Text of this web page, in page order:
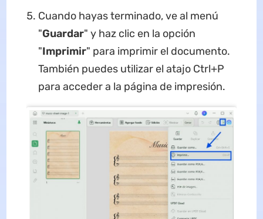
Cuando hayas terminado, ve al menú
"Guardar" y haz clic en la opción
"Imprimir" para imprimir el documento.
También puedes utilizar el atajo Ctrl+P
para acceder a la página de impresión.